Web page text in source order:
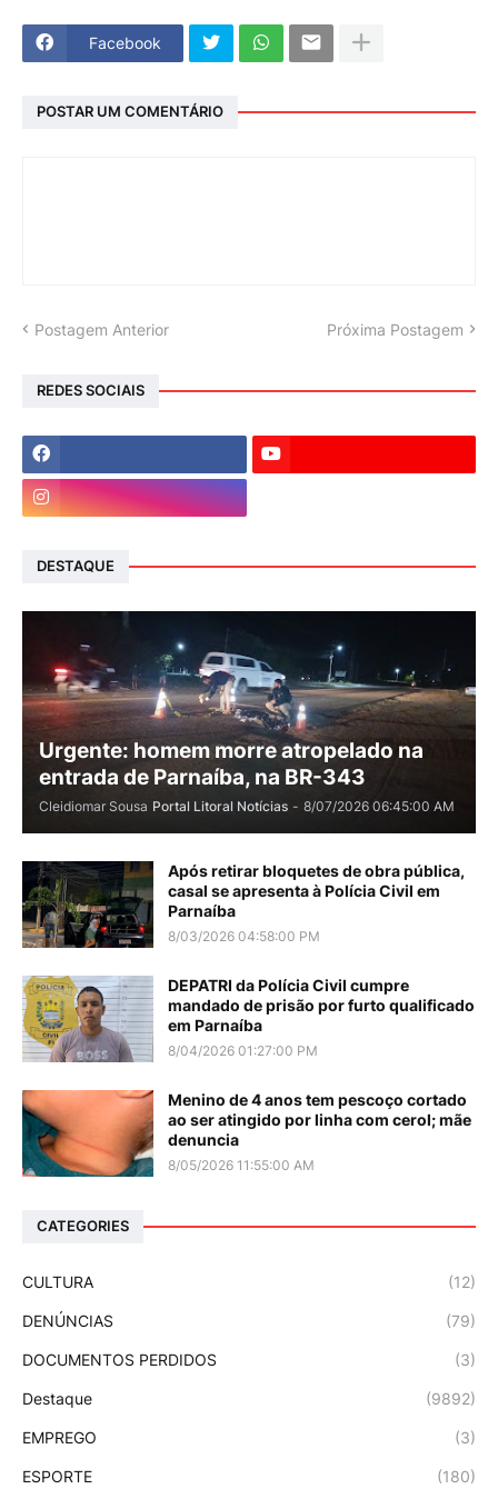
Facebook
POSTAR UM COMENTÁRIO
Postagem Anterior Próxima Postagem
REDES SOCIAIS
DESTAQUE
Urgente: homem morre atropelado na
entrada de Parnaíba, na BR-343
Cleidiomar Sousa Portal Litoral Notícias - 8/07/2026 06:45:00 AM
Após retirar bloquetes de obra pública,
casal se apresenta à Polícia Civil em
Parnaíba
8/03/2026 04:58:00 PM
DEPATRI da Polícia Civil cumpre
mandado de prisão por furto qualificado
em Parnaíba
8/04/2026 01:27:00 PM
Menino de 4 anos tem pescoço cortado
ao ser atingido por linha com cerol; mãe
denuncia
8/05/2026 11:55:00 AM
CATEGORIES
CULTURA (12)
DENÚNCIAS (79)
DOCUMENTOS PERDIDOS (3)
Destaque (9892)
EMPREGO (3)
ESPORTE (180)